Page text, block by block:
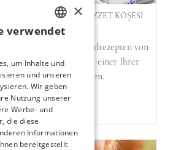
RESIDENCE'IN YENI LEZZET KÖŞESI
YUMMY BURGER
seinen nach Originalrezepten von
Burgermenüs zu einer Ihrer
Geschmacksecken.
NEUIGKEITEN LESEN
TURKISH
GERMAN
RUSSIAN
×
verwendet
um Inhalte und
und unseren
Wir geben
Nutzung unserer
Werbe- und
die diese
Informationen
bereitgestellt